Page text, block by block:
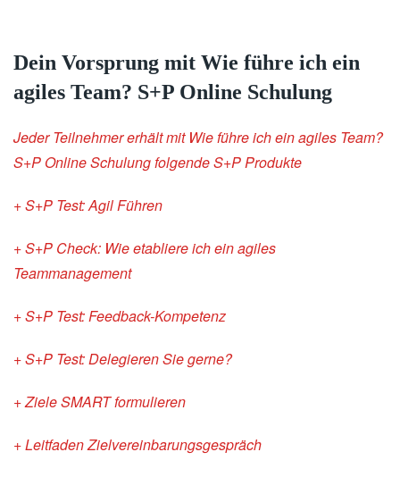
Dein Vorsprung mit Wie führe ich ein
agiles Team? S+P Online Schulung
Jeder Teilnehmer erhält mit Wie führe ich ein agiles Team?
S+P Online Schulung folgende S+P Produkte
+ S+P Test: Agil Führen
+ S+P Check: Wie etabliere ich ein agiles
Teammanagement
+ S+P Test: Feedback-Kompetenz
+ S+P Test: Delegieren Sie gerne?
+ Ziele SMART formulieren
+ Leitfaden Zielvereinbarungsgespräch